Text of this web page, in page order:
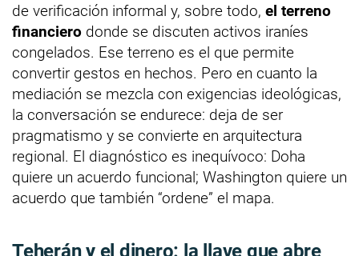
de verificación informal y, sobre todo, el terreno
financiero donde se discuten activos iraníes
congelados. Ese terreno es el que permite
convertir gestos en hechos. Pero en cuanto la
mediación se mezcla con exigencias ideológicas,
la conversación se endurece: deja de ser
pragmatismo y se convierte en arquitectura
regional. El diagnóstico es inequívoco: Doha
quiere un acuerdo funcional; Washington quiere un
acuerdo que también “ordene” el mapa.
Teherán y el dinero: la llave que abre